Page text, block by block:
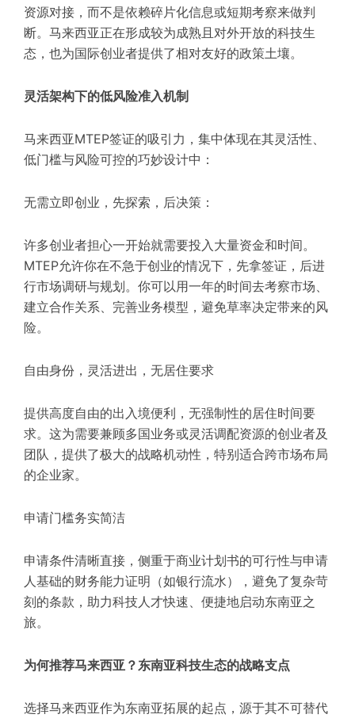
资源对接，而不是依赖碎片化信息或短期考察来做判
断。马来西亚正在形成较为成熟且对外开放的科技生
态，也为国际创业者提供了相对友好的政策土壤。
灵活架构下的低风险准入机制
马来西亚MTEP签证的吸引力，集中体现在其灵活性、
低门槛与风险可控的巧妙设计中：
无需立即创业，先探索，后决策：
许多创业者担心一开始就需要投入大量资金和时间。
MTEP允许你在不急于创业的情况下，先拿签证，后进
行市场调研与规划。你可以用一年的时间去考察市场、
建立合作关系、完善业务模型，避免草率决定带来的风
险。
自由身份，灵活进出，无居住要求
提供高度自由的出入境便利，无强制性的居住时间要
求。这为需要兼顾多国业务或灵活调配资源的创业者及
团队，提供了极大的战略机动性，特别适合跨市场布局
的企业家。
申请门槛务实简洁
申请条件清晰直接，侧重于商业计划书的可行性与申请
人基础的财务能力证明（如银行流水），避免了复杂苛
刻的条款，助力科技人才快速、便捷地启动东南亚之
旅。
为何推荐马来西亚？东南亚科技生态的战略支点
选择马来西亚作为东南亚拓展的起点，源于其不可替代